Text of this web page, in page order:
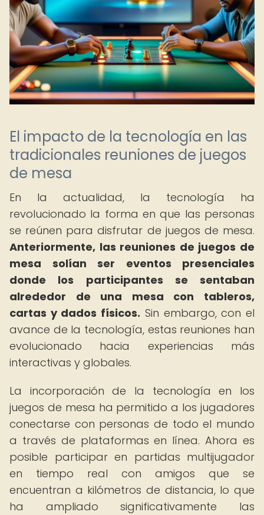
El impacto de la tecnología en las
tradicionales reuniones de juegos
de mesa
En la actualidad, la tecnología ha
revolucionado la forma en que las personas
se reúnen para disfrutar de juegos de mesa.
Anteriormente, las reuniones de juegos de
mesa solían ser eventos presenciales
donde los participantes se sentaban
alrededor de una mesa con tableros,
cartas y dados físicos. Sin embargo, con el
avance de la tecnología, estas reuniones han
evolucionado hacia experiencias más
interactivas y globales.
La incorporación de la tecnología en los
juegos de mesa ha permitido a los jugadores
conectarse con personas de todo el mundo
a través de plataformas en línea. Ahora es
posible participar en partidas multijugador
en tiempo real con amigos que se
encuentran a kilómetros de distancia, lo que
ha ampliado significativamente las